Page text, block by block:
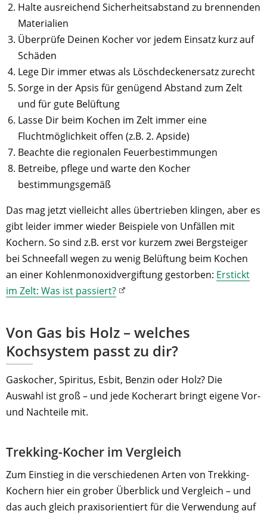
Halte ausreichend Sicherheitsabstand zu brennenden
Materialien
Überprüfe Deinen Kocher vor jedem Einsatz kurz auf
Schäden
Lege Dir immer etwas als Löschdeckenersatz zurecht
Sorge in der Apsis für genügend Abstand zum Zelt
und für gute Belüftung
Lasse Dir beim Kochen im Zelt immer eine
Fluchtmöglichkeit offen (z.B. 2. Apside)
Beachte die regionalen Feuerbestimmungen
Betreibe, pflege und warte den Kocher
bestimmungsgemäß
Das mag jetzt vielleicht alles übertrieben klingen, aber es
gibt leider immer wieder Beispiele von Unfällen mit
Kochern. So sind z.B. erst vor kurzem zwei Bergsteiger
bei Schneefall wegen zu wenig Belüftung beim Kochen
an einer Kohlenmonoxidvergiftung gestorben: Erstickt
im Zelt: Was ist passiert?
Von Gas bis Holz – welches
Kochsystem passt zu dir?
Gaskocher, Spiritus, Esbit, Benzin oder Holz? Die
Auswahl ist groß – und jede Kocherart bringt eigene Vor-
und Nachteile mit.
Trekking-Kocher im Vergleich
Zum Einstieg in die verschiedenen Arten von Trekking-
Kochern hier ein grober Überblick und Vergleich – und
das auch gleich praxisorientiert für die Verwendung auf